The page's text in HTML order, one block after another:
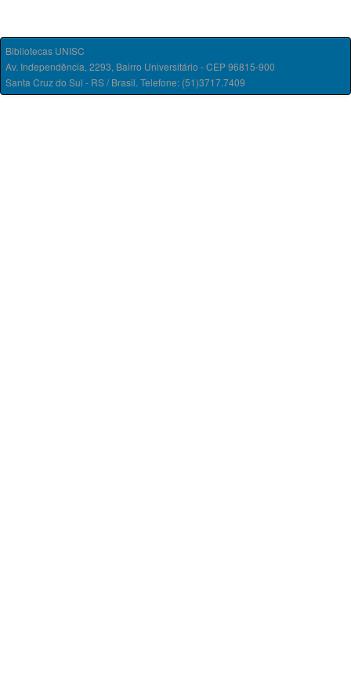
Bibliotecas UNISC
Av. Independência, 2293, Bairro Universitário - CEP 96815-900
Santa Cruz do Sul - RS / Brasil. Telefone: (51)3717.7409